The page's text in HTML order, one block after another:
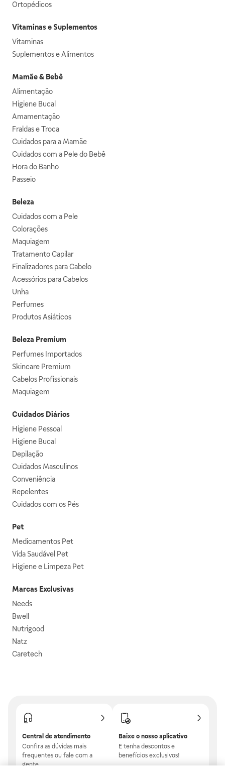
Ortopédicos
Vitaminas e Suplementos
Vitaminas
Suplementos e Alimentos
Mamãe & Bebê
Alimentação
Higiene Bucal
Amamentação
Fraldas e Troca
Cuidados para a Mamãe
Cuidados com a Pele do Bebê
Hora do Banho
Passeio
Beleza
Cuidados com a Pele
Colorações
Maquiagem
Tratamento Capilar
Finalizadores para Cabelo
Acessórios para Cabelos
Unha
Perfumes
Produtos Asiáticos
Beleza Premium
Perfumes Importados
Skincare Premium
Cabelos Profissionais
Maquiagem
Cuidados Diários
Higiene Pessoal
Higiene Bucal
Depilação
Cuidados Masculinos
Conveniência
Repelentes
Cuidados com os Pés
Pet
Medicamentos Pet
Vida Saudável Pet
Higiene e Limpeza Pet
Marcas Exclusivas
Needs
Bwell
Nutrigood
Natz
Caretech
Central de atendimento
Confira as dúvidas mais
frequentes ou fale com a
gente.
Baixe o nosso aplicativo
E tenha descontos e
benefícios exclusivos!